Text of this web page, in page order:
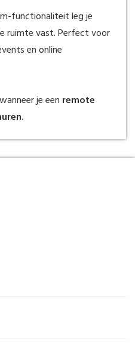
functionaliteit leg je
ruimte vast. Perfect voor
en online
je een remote